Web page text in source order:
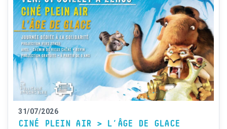
31/07/2026
CINÉ PLEIN AIR > L’ÂGE DE GLACE